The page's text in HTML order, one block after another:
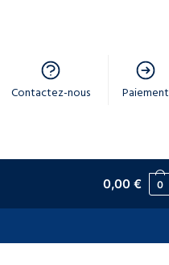
Contactez-nous Paiement
0,00€ 0